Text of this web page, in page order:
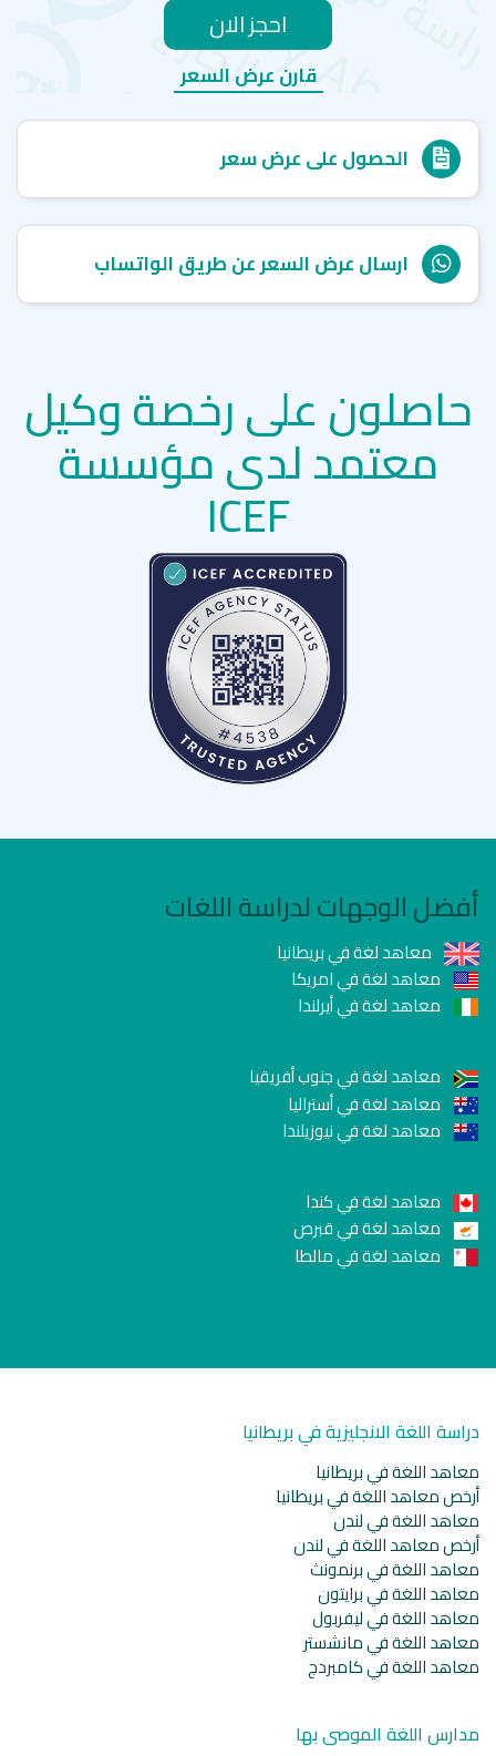
احجز الان
قارن عرض السعر
الحصول على عرض سعر
ارسال عرض السعر عن طريق الواتساب
حاصلون على رخصة وكيل
معتمد لدى مؤسسة
ICEF
أفضل الوجهات لدراسة اللغات
معاهد لغة في بريطانيا
معاهد لغة في امريكا
معاهد لغة في أيرلندا
معاهد لغة في جنوب أفريقيا
معاهد لغة في أستراليا
معاهد لغة في نيوزيلندا
معاهد لغة في كندا
معاهد لغة في قبرص
معاهد لغة في مالطا
دراسة اللغة الانجليزية في بريطانيا
معاهد اللغة في بريطانيا
أرخص معاهد اللغة في بريطانيا
معاهد اللغة في لندن
أرخص معاهد اللغة في لندن
معاهد اللغة في برنمونث
معاهد اللغة في برايتون
معاهد اللغة في ليفربول
معاهد اللغة في مانشستر
معاهد اللغة في كامبردج
مدارس اللغة الموصى بها